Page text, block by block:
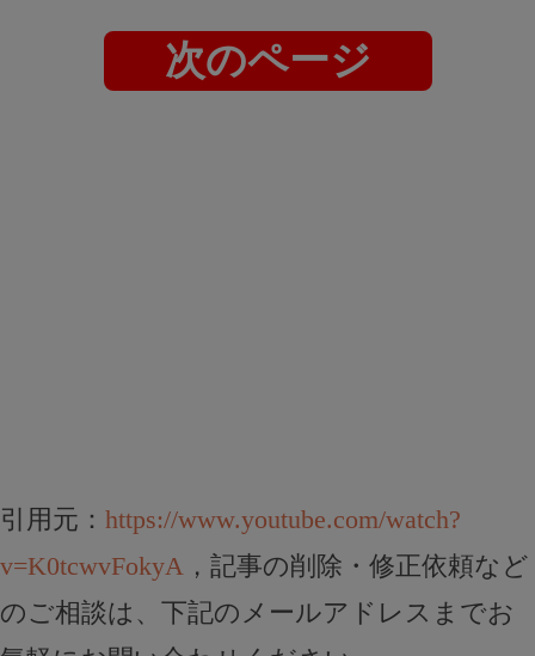
次のページ
引用元： https://www.youtube.com/watch?
v=K0tcwvFokyA ，記事の削除・修正依頼など
のご相談は、下記のメールアドレスまでお